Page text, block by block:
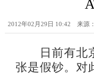
2012年02月29日 10:42 来源
日前有北京
张是假钞。对